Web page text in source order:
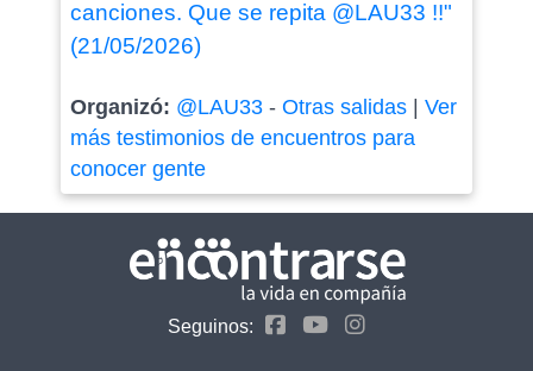
canciones. Que se repita @LAU33 !!"
(21/05/2026)
Organizó: @LAU33- Otras salidas| Ver
más testimonios de encuentros para
conocer gente
Seguinos: